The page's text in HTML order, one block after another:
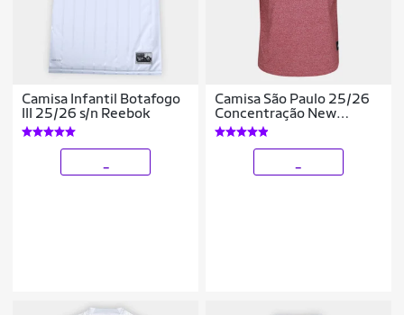
Camisa Infantil Botafogo
III 25/26 s/n Reebok
Camisa São Paulo 25/26
Concentração New
Balance Masculina